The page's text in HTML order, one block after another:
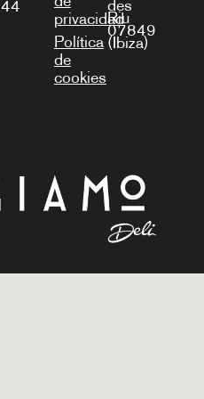
44
privacidad
Política
de
cookies
des
Riu
07849
(Ibiza)